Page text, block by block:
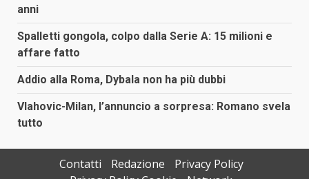
anni
Spalletti gongola, colpo dalla Serie A: 15 milioni e
affare fatto
Addio alla Roma, Dybala non ha più dubbi
Vlahovic-Milan, l’annuncio a sorpresa: Romano svela
tutto
Contatti Redazione
Privacy Policy